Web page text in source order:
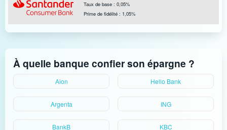
Taux de base : 0,05%
Prime de fidélité : 1,05%
À quelle banque confier son épargne ?
Aion
Argenta
BankB
Hello Bank
ING
KBC